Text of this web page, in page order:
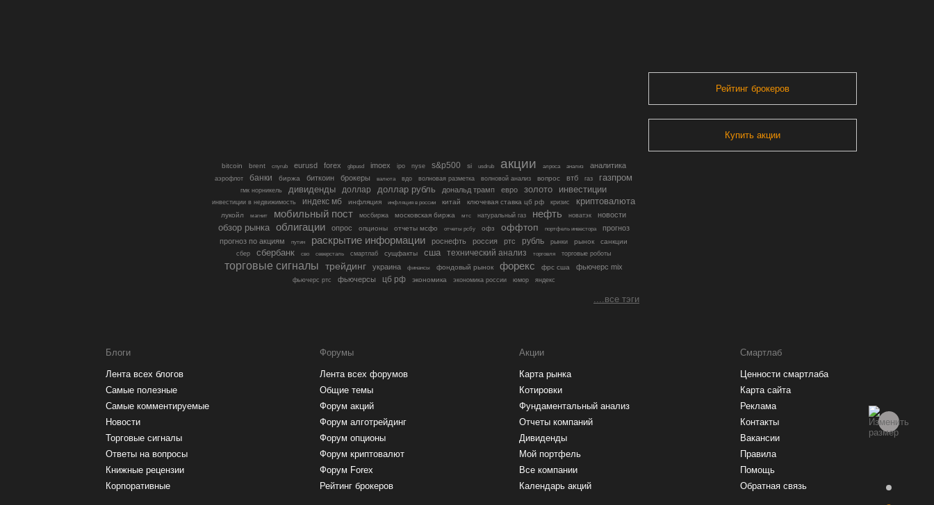
Рейтинг брокеров
Купить акции
bitcoin brent cnyrub eurusd forex gbpusd imoex ipo nyse s&p500 si usdrub акции алроса анализ аналитика
аэрофлот банки биржа биткоин брокеры валюта вдо волновая разметка волновой анализ вопрос втб газ газпром
гмк норникель дивиденды доллар доллар рубль дональд трамп евро золото инвестиции
инвестиции в недвижимость индекс мб инфляция инфляция в россии китай ключевая ставка цб рф кризис криптовалюта
лукойл магнит мобильный пост мосбиржа московская биржа мтс натуральный газ нефть новатэк новости
обзор рынка облигации опрос опционы отчеты мсфо отчеты рсбу офз оффтоп портфель инвестора
прогноз
прогноз по акциям
путин раскрытие информации роснефть россия ртс рубль рынки рынок санкции
сбер сбербанк сво северсталь смартлаб сущфакты сша технический анализ торговля торговые роботы
торговые сигналы трейдинг украина финансы фондовый рынок форекс фрс сша фьючерс mix
фьючерс ртс фьючерсы цб рф экономика экономика россии юмор яндекс
....все тэги
Блоги
Лента всех блогов
Самые полезные
Самые комментируемые
Новости
Торговые сигналы
Ответы на вопросы
Книжные рецензии
Корпоративные
Форумы
Лента всех форумов
Общие темы
Форум акций
Форум алготрейдинг
Форум опционы
Форум криптовалют
Форум Forex
Рейтинг брокеров
Акции
Карта рынка
Котировки
Фундаментальный анализ
Отчеты компаний
Дивиденды
Мой портфель
Все компании
Календарь акций
Смартлаб
Ценности смартлаба
Карта сайта
Реклама
Контакты
Вакансии
Правила
Помощь
Обратная связь